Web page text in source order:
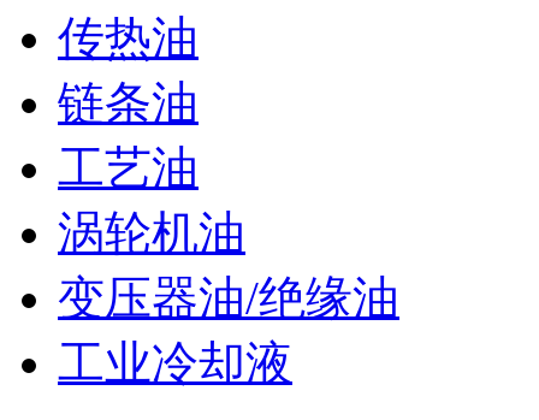
传热油
链条油
工艺油
涡轮机油
变压器油/绝缘油
工业冷却液